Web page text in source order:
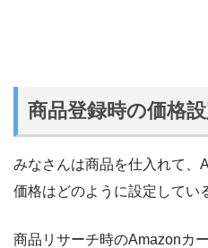
商品登録時の価格
みなさんは商品を仕入れて、
価格はどのように設定してい
商品リサーチ時のAmazonカ